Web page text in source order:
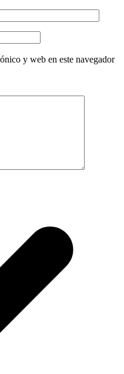
y web en este navegador